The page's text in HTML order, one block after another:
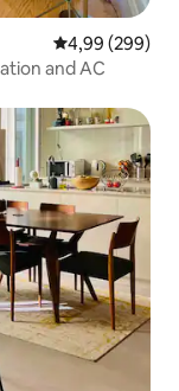
Prosječna
4,99 (299)
and AC
gosti”